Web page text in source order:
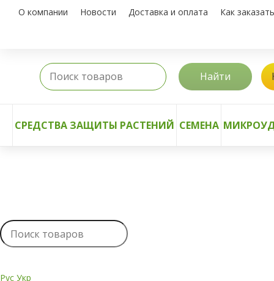
О компании Новости Доставка и оплата Как заказать
Найти
СРЕДСТВА ЗАЩИТЫ РАСТЕНИЙ СЕМЕНА
Рус Укр